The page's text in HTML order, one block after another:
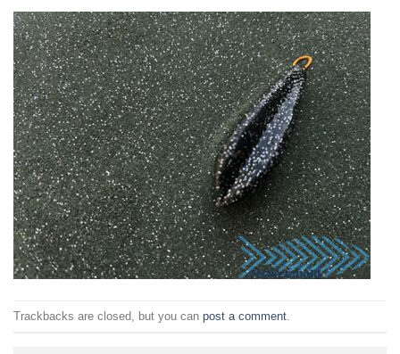
Trackbacks are closed, but you can post a comment